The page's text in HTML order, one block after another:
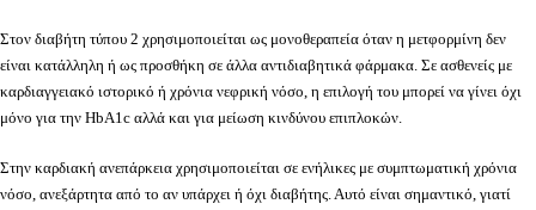
Στον διαβήτη τύπου 2 χρησιμοποιείται ως μονοθεραπεία όταν η μετφορμίνη δεν
είναι κατάλληλη ή ως προσθήκη σε άλλα αντιδιαβητικά φάρμακα. Σε ασθενείς με
καρδιαγγειακό ιστορικό ή χρόνια νεφρική νόσο, η επιλογή του μπορεί να γίνει όχι
μόνο για την HbA1c αλλά και για μείωση κινδύνου επιπλοκών.
Στην καρδιακή ανεπάρκεια χρησιμοποιείται σε ενήλικες με συμπτωματική χρόνια
νόσο, ανεξάρτητα από το αν υπάρχει ή όχι διαβήτης. Αυτό είναι σημαντικό, γιατί